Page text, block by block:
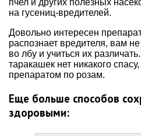
пчел и других полезных
на гусениц-вредителей.
Довольно интересен
распознает вредителя, вам
во лбу и учиться их
таракашек нет никакого
препаратом по розам.
Еще больше способов
здоровыми: